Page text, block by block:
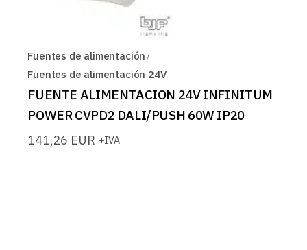
Fuentes de alimentación
Fuentes de alimentación 24V
FUENTE ALIMENTACION 24V INFINITUM
POWER CVPD2 DALI/PUSH 60W IP20
141,26 EUR +IVA